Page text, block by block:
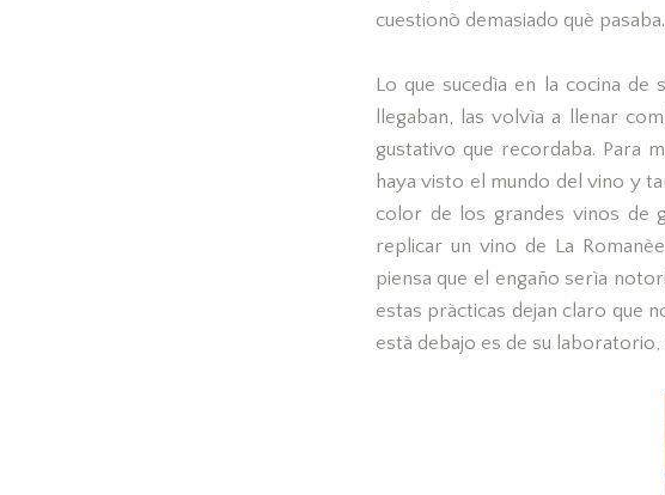
cuestionò demasiado què pasaba.
Lo que sucedìa en la cocina de
llegaban, las volvìa a llenar
gustativo que recordaba. Para
haya visto el mundo del vino y
color de los grandes vinos de
replicar un vino de La
piensa que el engaño serìa
estas pràcticas dejan claro que
està debajo es de su